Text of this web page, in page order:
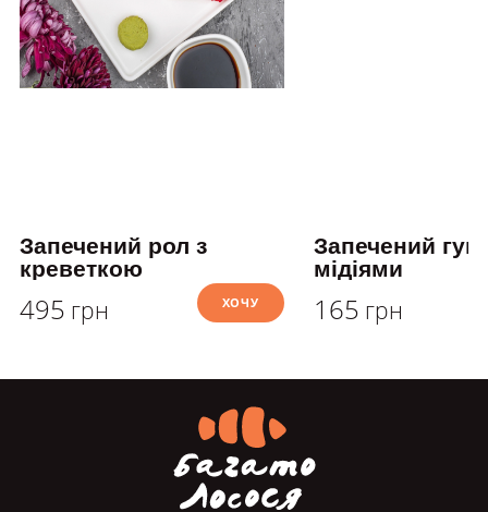
Запечений рол з
креветкою
495 грн ХОЧУ
Запечений
мідіями
165 грн